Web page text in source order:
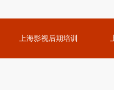
上海影视后期培训